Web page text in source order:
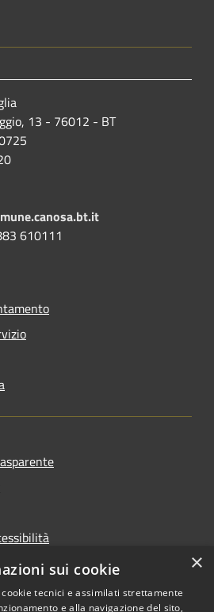
13 - 76012 - BT
610111
×
sui cookie
tecnici e assimilati strettamente
e alla navigazione del sito,